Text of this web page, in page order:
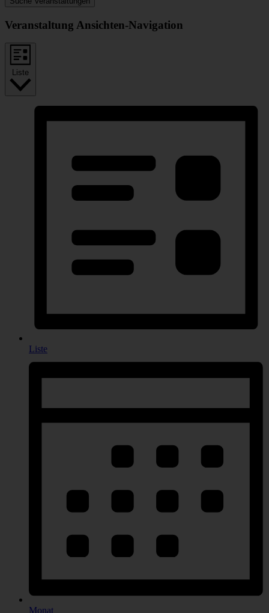
Veranstaltung Ansichten-Navigation
Liste
Liste
Monat